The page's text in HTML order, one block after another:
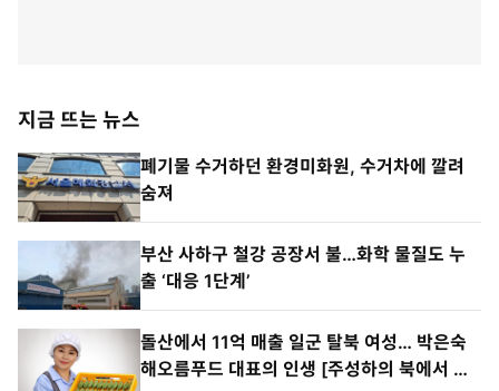
지금 뜨는 뉴스
폐기물 수거하던 환경미화원, 수거차에 깔려
숨져
부산 사하구 철강 공장서 불…화학 물질도 누
출 ‘대응 1단계’
돌산에서 11억 매출 일군 탈북 여성… 박은숙
해오름푸드 대표의 인생 [주성하의 북에서 온